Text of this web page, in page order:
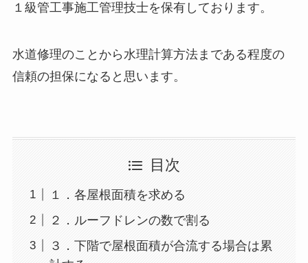
１級管工事施工管理技士を保有しております。
水道修理のことから水理計算方法まである程度の
信頼の担保になると思います。
目次
１．各屋根面積を求める
２．ルーフドレンの数で割る
３．下階で屋根面積が合流する場合は累